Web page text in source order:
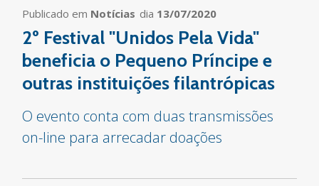
Publicado em Notícias dia 13/07/2020
2º Festival "Unidos Pela Vida"
beneficia o Pequeno Príncipe e
outras instituições filantrópicas
O evento conta com duas transmissões
on-line para arrecadar doações